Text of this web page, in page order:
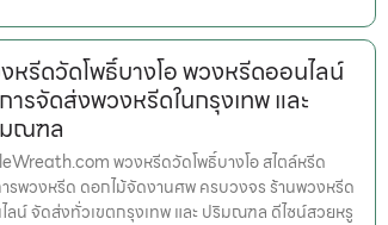
หรีดวัดโพธิ์บางโอ พวงหรีดออนไลน์
ารจัดส่งพวงหรีดในกรุงเทพ และ
ณฑล
พวงหรีดวัดโพธิ์บางโอ สไตล์หรีด
รพวงหรีด ดอกไม้จัดงานศพ ครบวงจร ร้านพวงหรีด
ลน์ จัดส่งทั่วเขตกรุงเทพ และ ปริมณฑล ดีไซน์สวยหรู